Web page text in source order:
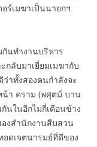
อร์เมฆาเป็นนายกฯ
นทำงานบริหาร
กลับมาเยี่ยมเมฆากับ
าทั้งสองคนกำลังจะ
า คราม (พศุตม์ บาน
นในอีกไม่กี่เดือนข้าง
งสำนักงานสืบสวน
ดเจตนารมย์ที่ดีของ